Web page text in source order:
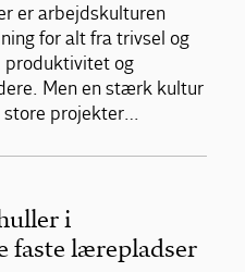
er arbejdskulturen
for alt fra trivsel og
produktivitet og
Men en stærk kultur
store projekter…
i
faste lærepladser